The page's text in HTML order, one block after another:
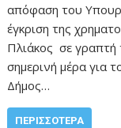
απόφαση του
έγκριση της
Πλιάκος σε γραπτή
σημερινή μέρα για
Δήμος…
ΠΕΡΙΣΣΌΤΕΡΑ